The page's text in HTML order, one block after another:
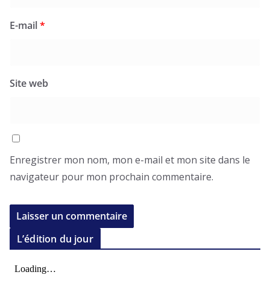
E-mail*
Site web
Enregistrer mon nom, mon e-mail et mon site dans le
navigateur pour mon prochain commentaire.
L’édition du jour